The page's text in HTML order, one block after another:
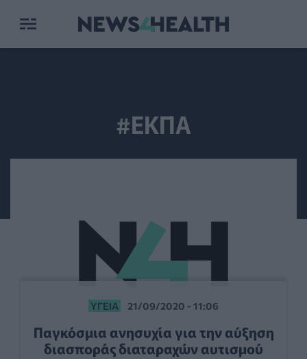
#ΕΚΠΑ
ΥΓΕΊΑ 21/09/2020 - 11:06
Παγκόσμια ανησυχία για την αύξηση
διασποράς διαταραχών αυτισμού